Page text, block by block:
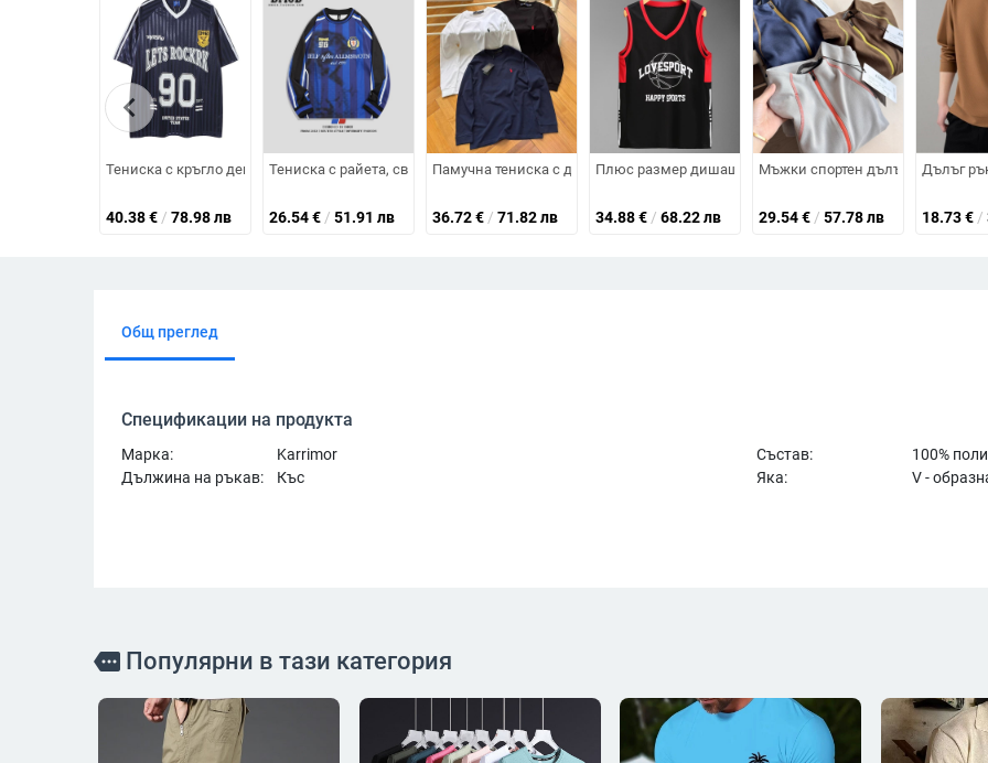
Тениска с кръгло деколте, къс ръкав, свободна кройка, принт с букви върху полиестер, за лято 2025
40.38€ / 78.98 лв
Тениска с райета, свободна кройка, кръгла яка, дълги ръкави, полиестерна материя
26.54€ / 51.91 лв
Памучна тениска с дълъг ръкав и кръгла яка, едноцветна, с лого на конче – стил
36.72€ / 71.82 лв
Плюс размер дишащ безръкав спортен жилет за мъже,
34.88€ / 68.22 лв
Мъжки спортен дълъг ръкав
29.54€ / 57.78 лв
Дълъг
18.73€ /
chevron_left
Общ преглед
Спецификации на продукта
Марка: Karrimor Състав:
100%
Дължина на ръкав:
Къс Яка: V -
more Популярни в тази категория